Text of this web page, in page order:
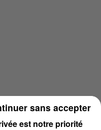
est notre priorité
sans accepter